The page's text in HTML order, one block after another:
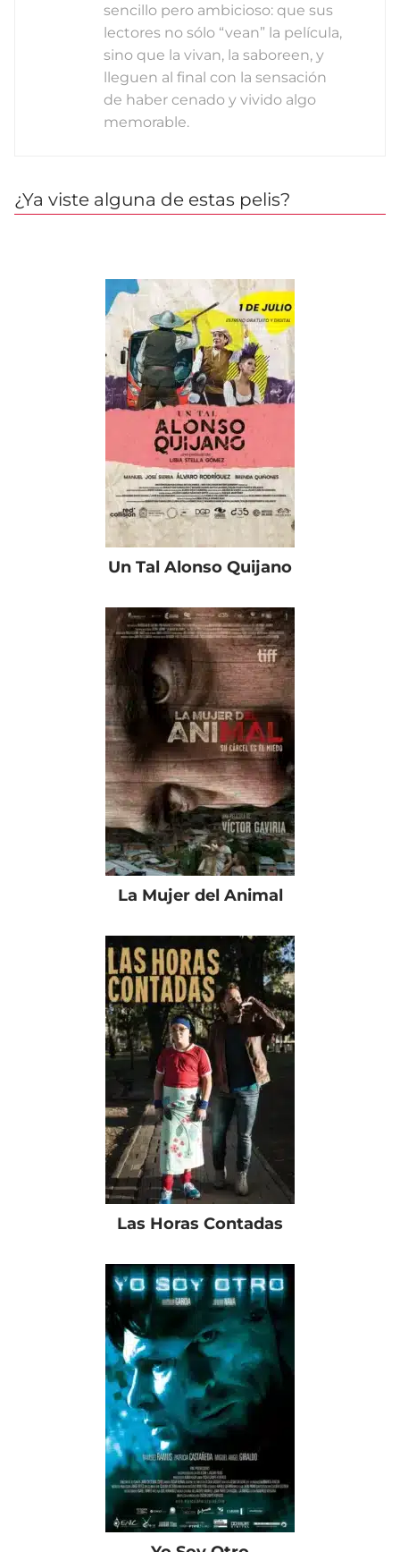
sencillo pero ambicioso: que sus
lectores no sólo “vean” la película,
sino que la vivan, la saboreen, y
lleguen al final con la sensación
de haber cenado y vivido algo
memorable.
¿Ya viste alguna de estas pelis?
Un Tal Alonso Quijano
La Mujer del Animal
Las Horas Contadas